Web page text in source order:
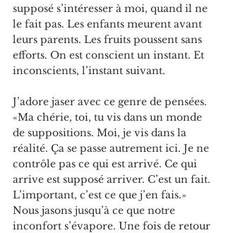
supposé s’intéresser à moi, quand il ne
le fait pas. Les enfants meurent avant
leurs parents. Les fruits poussent sans
efforts. On est conscient un instant. Et
inconscients, l’instant suivant.
J’adore jaser avec ce genre de pensées.
«Ma chérie, toi, tu vis dans un monde
de suppositions. Moi, je vis dans la
réalité. Ça se passe autrement ici. Je ne
contrôle pas ce qui est arrivé. Ce qui
arrive est supposé arriver. C’est un fait.
L’important, c’est ce que j’en fais.»
Nous jasons jusqu’à ce que notre
inconfort s’évapore. Une fois de retour